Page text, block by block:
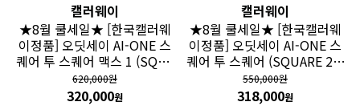
캘러웨이
★8월 쿨세일★ [한국캘러웨
이정품] 오딧세이 AI-ONE 스
퀘어 투 스퀘어 맥스 1 (SQUA
RE 2 SQUARE MAX) 퍼터 GF
620,000원
320,000원
캘러웨이
★8월 쿨세일★ [한국캘러웨
이정품] 오딧세이 AI-ONE 스
퀘어 투 스퀘어 (SQUARE 2 S
QUARE) 제일버드 퍼터 GF
550,000원
318,000원